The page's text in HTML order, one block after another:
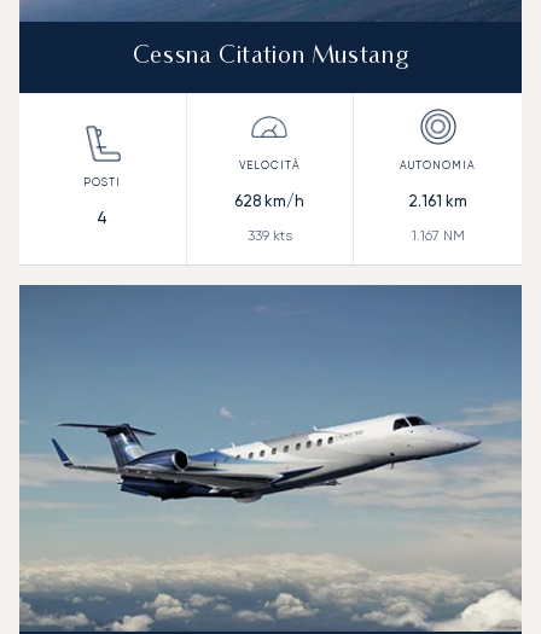
Cessna Citation Mustang
4
628 km/h
339kts
2.161 km
1.167 NM